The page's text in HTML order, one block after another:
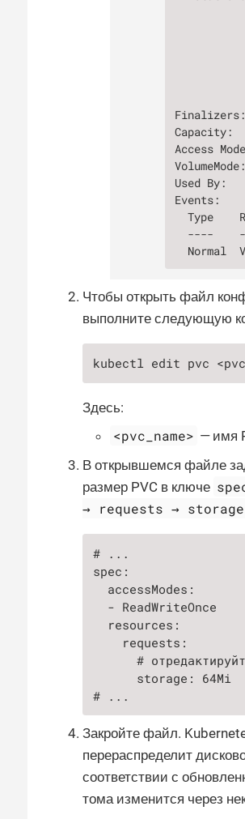
Capacity:
Access
Used By:
Events:
Type
----
Normal
Чтобы открыть файл
выполните следующую
kubectl edit pvc
Здесь:
<pvc_name> — имя
В открывшемся файле
размер PVC в ключе
→ requests → storage
# ...
spec:
  accessModes:
  - ReadWriteOnce
  resources:
    requests:
#
      storage: 64Mi
# ...
Закройте файл.
перераспределит
соответствии с
тома изменится через